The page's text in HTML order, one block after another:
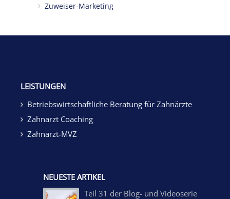
Zuweiser-Marketing
LEISTUNGEN
Betriebswirtschaftliche Beratung für Zahnärzte
Zahnarzt Coaching
Zahnarzt-MVZ
NEUESTE ARTIKEL
Teil 31 der Blog- und Videoserie